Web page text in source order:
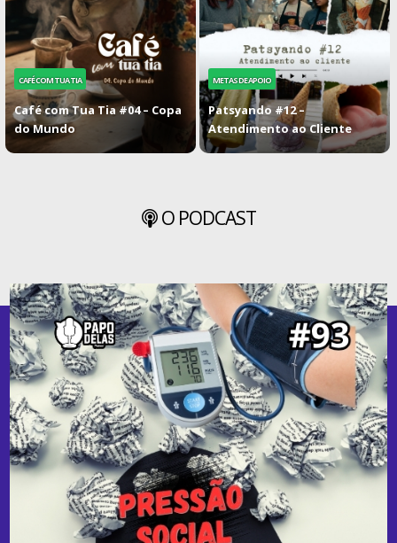
CAFÉ COM TUA TIA
Café com Tua Tia #04 – Copa
do Mundo
METAS DE APOIO
Patsyando #12 –
Atendimento ao Cliente
O PODCAST